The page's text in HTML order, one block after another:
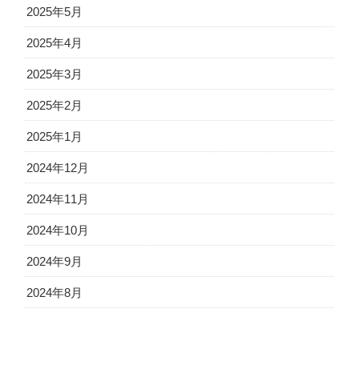
2025年5月
2025年4月
2025年3月
2025年2月
2025年1月
2024年12月
2024年11月
2024年10月
2024年9月
2024年8月